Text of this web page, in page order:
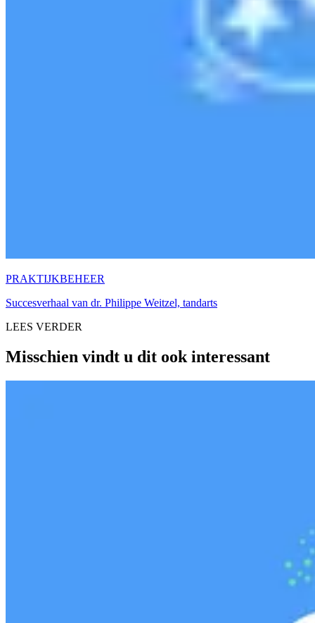
PRAKTIJKBEHEER
Succesverhaal van dr. Philippe Weitzel, tandarts
LEES VERDER
Misschien vindt u dit ook interessant